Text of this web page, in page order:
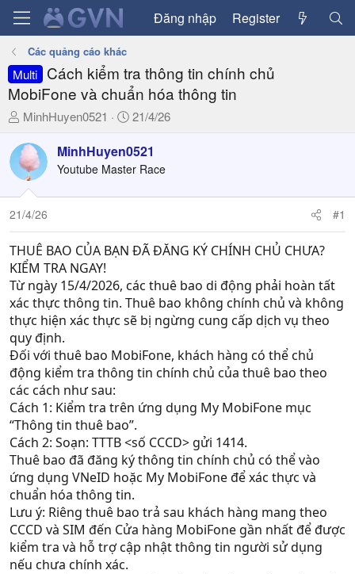
Đăng nhập Register
Các quảng cáo khác
Multi
Cách kiểm tra thông tin chính chủ
MobiFone và chuẩn hóa thông tin
T
r
e
a
d
s
t
a
r
t
e
r
MinhHuyen0521
N
à
y
ử
21/4/26
MinhHuyen0521
Youtube Master Race
21/4/26 #1
THUÊ BAO CỦA BẠN ĐÃ ĐĂNG KÝ CHÍNH CHỦ CHƯA?
KIỂM TRA NGAY!
Từ ngày 15/4/2026, các thuê bao di động phải hoàn tất
xác thực thông tin. Thuê bao không chính chủ và không
thực hiện xác thực sẽ bị ngừng cung cấp dịch vụ theo
quy định.
Đối với thuê bao MobiFone, khách hàng có thể chủ
động kiểm tra thông tin chính chủ của thuê bao theo
các cách như sau:
Cách 1: Kiểm tra trên ứng dụng My MobiFone mục
“Thông tin thuê bao”.
Cách 2: Soạn: TTTB <số CCCD> gửi 1414.
Thuê bao đã đăng ký thông tin chính chủ có thể vào
ứng dụng VNeID hoặc My MobiFone để xác thực và
chuẩn hóa thông tin.
Lưu ý: Riêng thuê bao trả sau khách hàng mang theo
CCCD và SIM đến Cửa hàng MobiFone gần nhất để được
kiểm tra và hỗ trợ cập nhật thông tin người sử dụng
nếu chưa chính xác.